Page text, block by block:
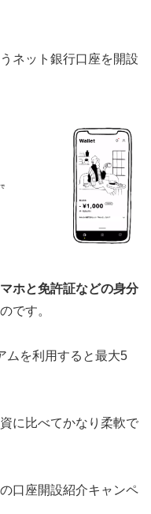
ネット銀行口座を開設
ホと免許証などの身分
です。
ムを利用すると最大5
に比べてかなり柔軟で
口座開設紹介キャンペ